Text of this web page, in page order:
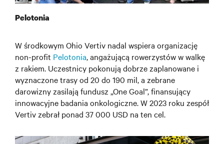
Pelotonia
W środkowym Ohio Vertiv nadal wspiera organizację
non-profit Pelotonia, angażującą rowerzystów w walkę
z rakiem. Uczestnicy pokonują dobrze zaplanowane i
wyznaczone trasy od 20 do 190 mil, a zebrane
darowizny zasilają fundusz „One Goal”, finansujący
innowacyjne badania onkologiczne. W 2023 roku zespół
Vertiv zebrał ponad 37 000 USD na ten cel.